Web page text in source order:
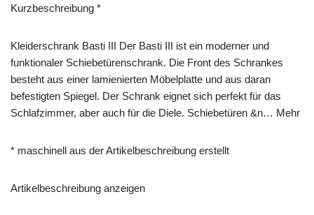
Kurzbeschreibung *
Kleiderschrank Basti III Der Basti III ist ein moderner und
funktionaler Schiebe­türen­schrank. Die Front des Schrankes
besteht aus einer lamienierten Möbelplatte und aus daran
befestigten Spiegel. Der Schrank eignet sich perfekt für das
Schlafzimmer, aber auch für die Diele. Schiebetüren &n… Mehr
* maschinell aus der Artikelbeschreibung erstellt
Artikelbeschreibung anzeigen